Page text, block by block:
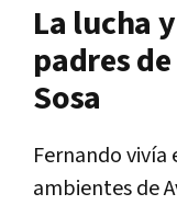
La lucha
padres
Sosa
Fernando
ambientes de